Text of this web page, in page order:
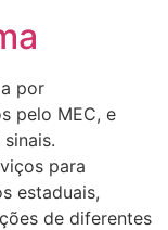
por
pelo MEC, e
para
estaduais,
de diferentes